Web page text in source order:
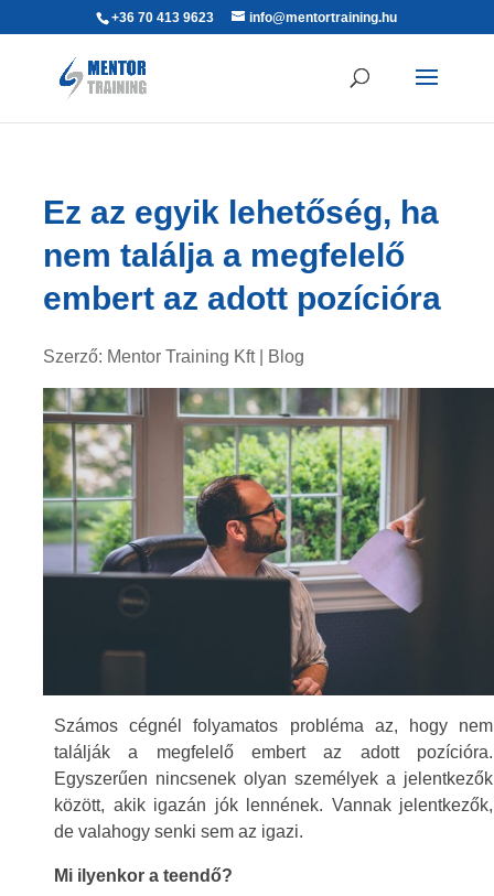
+36 70 413 9623 info@mentortraining.hu
Ez az egyik lehetőség, ha
nem találja a megfelelő
embert az adott pozícióra
Szerző: Mentor Training Kft| Blog
Számos cégnél folyamatos probléma az, hogy nem
találják a megfelelő embert az adott pozícióra.
Egyszerűen nincsenek olyan személyek a jelentkezők
között, akik igazán jók lennének. Vannak jelentkezők,
de valahogy senki sem az igazi.
Mi ilyenkor a teendő?